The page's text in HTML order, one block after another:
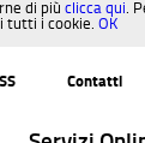
di più clicca qui.
tutti i cookie. OK
Contatti